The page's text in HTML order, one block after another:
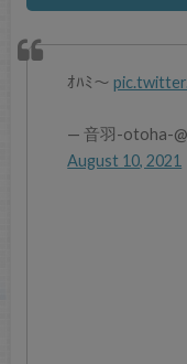
ｵﾊﾐ〜
— 音羽-otoha-
August 10, 2021